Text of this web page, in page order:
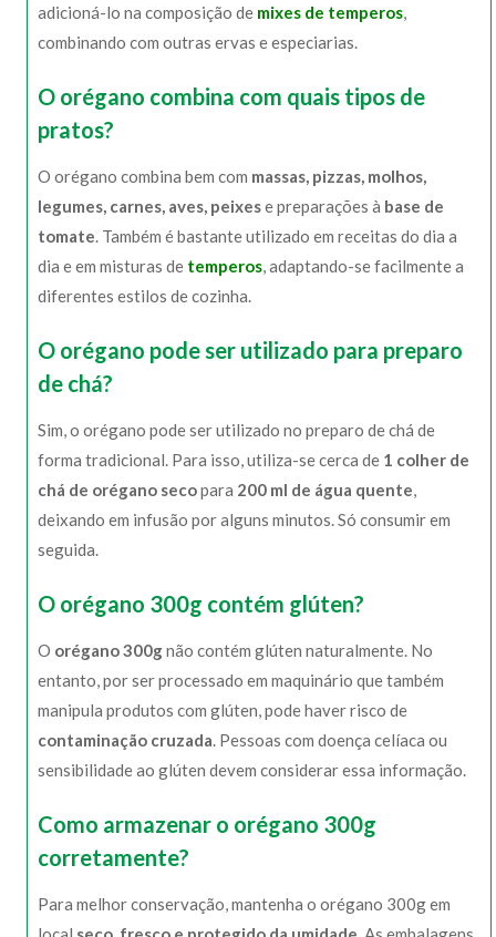
adicioná-lo na composição de mixes de temperos
combinando com outras ervas e especiarias.
O orégano combina com quais tipos de
pratos?
O orégano combina bem com massas, pizzas, molhos,
legumes, carnes, aves, peixese preparações à base de
tomate . Também é bastante utilizado em receitas do dia a
dia e em misturas de temperos , adaptando-se facilmente a
diferentes estilos de cozinha.
O orégano pode ser utilizado para preparo
de chá?
Sim, o orégano pode ser utilizado no preparo de chá de
forma tradicional. Para isso, utiliza-se cerca de 1 colher de
chá de orégano secopara 200 ml de água quente
deixando em infusão por alguns minutos. Só consumir em
seguida.
O orégano 300g contém glúten?
O orégano 300gnão contém glúten naturalmente. No
entanto, por ser processado em maquinário que também
manipula produtos com glúten, pode haver risco de
contaminação cruzada . Pessoas com doença celíaca ou
sensibilidade ao glúten devem considerar essa informação.
Como armazenar o orégano 300g
corretamente?
Para melhor conservação, mantenha o orégano 300g em